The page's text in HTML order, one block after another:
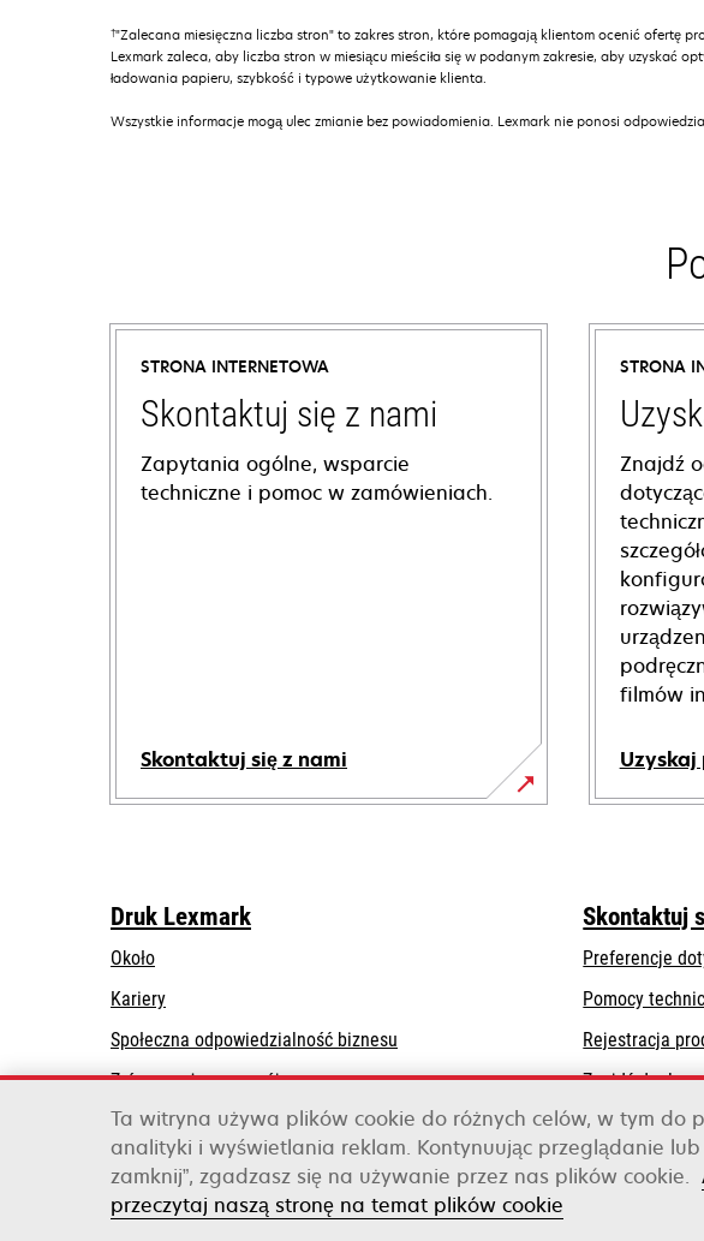
†"Zalecana miesięczna liczba stron" to zakres stron, które pomagają klientom ocenić ofertę
Lexmark zaleca, aby liczba stron w miesiącu mieściła się w podanym zakresie, aby
ładowania papieru, szybkość i typowe użytkowanie klienta.
Wszystkie informacje mogą ulec zmianie bez powiadomienia. Lexmark nie ponosi
STRONA INTERNETOWA
Skontaktuj się z nami
Zapytania ogólne, wsparcie
techniczne i pomoc w zamówieniach.
Skontaktuj się z nami
STRONA
Znajdź
filmów
Uzyskaj
opens
tab
Druk Lexmark
Około
Kariery
Społeczna odpowiedzialność biznesu
new
tab
Zrównoważony rozwój
Lexmark Partners
Skontaktuj
Preferencje
Pomocy
Rejestracja
Znajdź dealera
Lista hurtowni
Lexmark International, Inc., firma należąca do Xerox
©2026 Wszelkie prawa zastrzeżone.
Ta witryna używa plików cookie do różnych celów, w tym do
analityki i wyświetlania reklam. Kontynuując przeglądanie lub
zamknij”, zgadzasz się na używanie przez nas plików cookie.
przeczytaj naszą stronę na temat plików cookie